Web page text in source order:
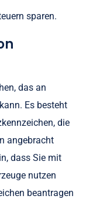
sparen.
das an
Es besteht
die
angebracht
dass Sie mit
nutzen
beantragen